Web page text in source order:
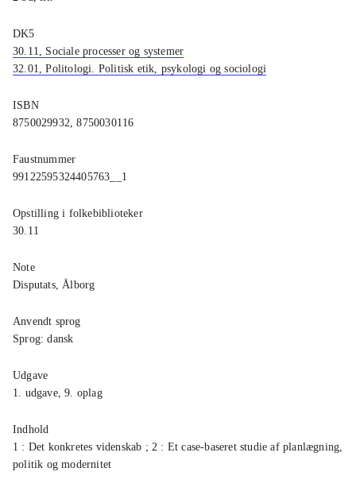
DK5
30.11, Sociale processer og systemer
32.01, Politologi. Politisk etik, psykologi og sociologi
ISBN
8750029932, 8750030116
Faustnummer
99122595324405763__1
Opstilling i folkebiblioteker
30.11
Note
Disputats, Ålborg
Anvendt sprog
Sprog: dansk
Udgave
1. udgave, 9. oplag
Indhold
1 : Det konkretes videnskab ; 2 : Et case-baseret studie af planlægning,
politik og modernitet